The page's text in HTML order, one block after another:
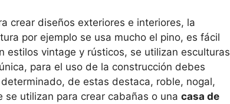
crear diseños exteriores e interiores, la
por ejemplo se usa mucho el pino, es fácil
estilos vintage y rústicos, se utilizan esculturas
para el uso de la construcción debes
de estas destaca, roble, nogal,
se utilizan para crear cabañas o una casa de